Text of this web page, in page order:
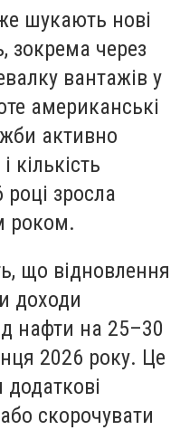
шукають нові
зокрема через
вантажів у
американські
активно
кількість
році зросла
роком.
що відновлення
доходи
нафти на 25–30
2026 року. Це
скорочувати